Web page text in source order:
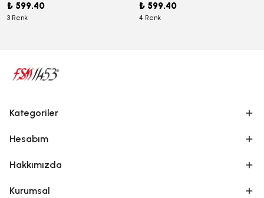
₺ 599.40
3 Renk
₺ 599.40
4 Renk
Kategoriler
Hesabım
Hakkımızda
Kurumsal